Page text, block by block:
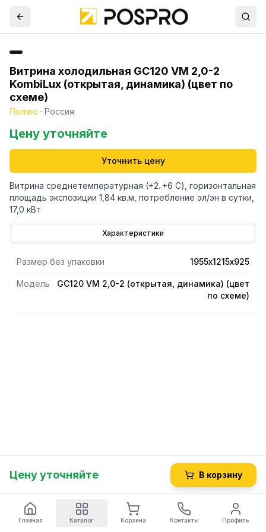
Витрина холодильная GС120 VM 2,0-2
KombiLux (открытая, динамика) (цвет по
схеме)
Полюс · Россия
Цену уточняйте
Уточнить цену
Витрина среднетемпературная (+2..+6 С), горизонтальная
площадь экспозиции 1,84 кв.м, потребление эл/эн в сутки,
17,0 кВт
Характеристики
Размер без упаковки 1955х1215х925
Модель
GС120 VM 2,0-2 (открытая, динамика) (цвет
по схеме)
Цену уточняйте В корзину
Главная Каталог Корзина Контакты Профиль